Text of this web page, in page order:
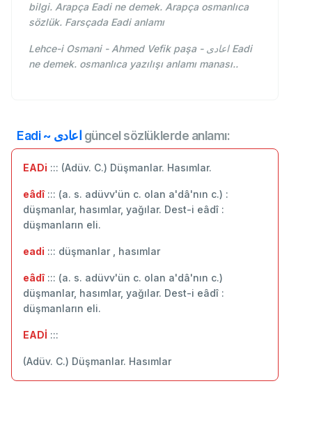
bilgi. Arapça Eadi ne demek. Arapça osmanlıca
sözlük. Farsçada Eadi anlamı
Lehce-i Osmani - Ahmed Vefik paşa - اعادی Eadi
ne demek. osmanlıca yazılışı anlamı manası..
Eadi ~ اعادی güncel sözlüklerde anlamı:
EADi ::: (Adüv. C.) Düşmanlar. Hasımlar.
eâdî::: (a. s. adüvv'ün c. olan a'dâ'nın c.) :
düşmanlar, hasımlar, yağılar. Dest-i eâdî :
düşmanların eli.
eadi ::: düşmanlar , hasımlar
eâdî::: (a. s. adüvv'ün c. olan a'dâ'nın c.)
düşmanlar, hasımlar, yağılar. Dest-i eâdî :
düşmanların eli.
EADİ :::
(Adüv. C.) Düşmanlar. Hasımlar